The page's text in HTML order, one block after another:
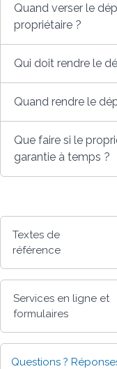
Quand verser le
propriétaire ?
Qui doit rendre le
Quand rendre le
Que faire si le
garantie à temps ?
Textes de
référence
Services en ligne et
formulaires
Questions ?